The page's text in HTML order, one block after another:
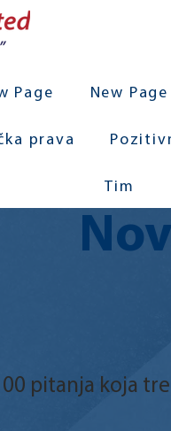
Page New Page
prava
Tim
pitanja koja